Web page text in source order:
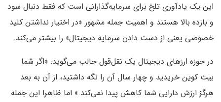
این یک یادآوری تلخ برای سرمایه‌گذارانی است که فقط دنبال سود
و بازده بالا هستند و اهمیت جمله مشهور «در اختیار نداشتن کلید
خصوصی یعنی از دست دادن سرمایه دیجیتال» را بیشتر می‌کند.
در حوزه ارزهای دیجیتال یک نقل‌قول جالب می‌گوید: «اگر شما
بیت کوین خریدید و چهار سال آن را نگه داشتید، از آن به بعد
هرگز ارزش دارایی شما کاهش پیدا نمی‌کند.» اما ظاهرا این جمله